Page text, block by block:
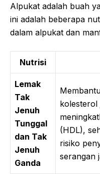
Alpukat adalah buah
ini adalah beberapa
dalam alpukat dan
Nutrisi
Lemak
Tak
Jenuh
Tunggal
dan Tak
Jenuh
Ganda
kolesterol
(HDL),
risiko
serangan